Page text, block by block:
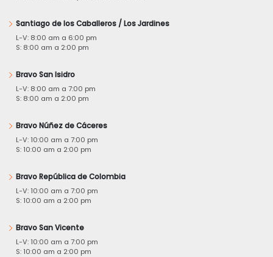
Santiago de los Caballeros / Los Jardines
L-V: 8:00 am a 6:00 pm
S: 8:00 am a 2:00 pm
Bravo San Isidro
L-V: 8:00 am a 7:00 pm
S: 8:00 am a 2:00 pm
Bravo Núñez de Cáceres
L-V: 10:00 am a 7:00 pm
S: 10:00 am a 2:00 pm
Bravo República de Colombia
L-V: 10:00 am a 7:00 pm
S: 10:00 am a 2:00 pm
Bravo San Vicente
L-V: 10:00 am a 7:00 pm
S: 10:00 am a 2:00 pm